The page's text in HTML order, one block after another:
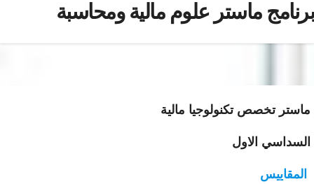
ماستر علوم مالية ومحاسبة
تخصص تكنولوجيا مالية
الاول